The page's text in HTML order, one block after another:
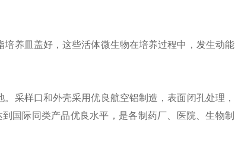
养皿盖好，这些活体微生物在培养过程中，发生动能
样口和外壳采用优良航空铝制造，表面闭孔处理，
国际同类产品优良水平，是各制药厂、医院、生物制